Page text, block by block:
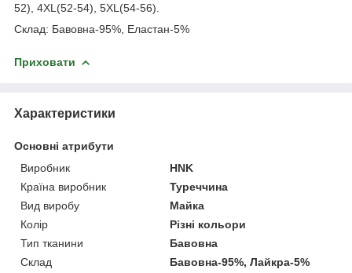
52), 4XL(52-54), 5XL(54-56).
Склад: Бавовна-95%, Еластан-5%
Приховати
Характеристики
Основні атрибути
Виробник
HNK
Країна виробник
Туреччина
Вид виробу
Майка
Колір
Різні кольори
Тип тканини
Бавовна
Склад
Бавовна-95%, Лайкра-5%